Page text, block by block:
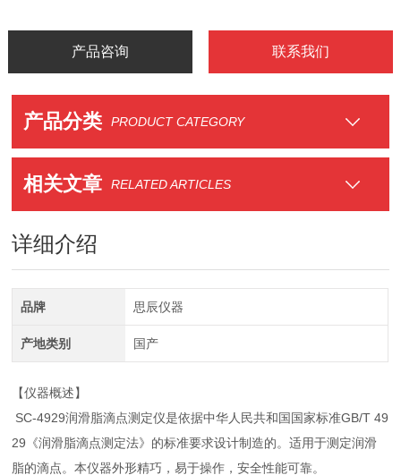
产品咨询 联系我们
产品分类 PRODUCT CATEGORY
相关文章 RELATED ARTICLES
详细介绍
品牌 思辰仪器
产地类别 国产
【仪器概述】
SC-4929润滑脂滴点测定仪是依据中华人民共和国国家标准GB/T 49
29《润滑脂滴点测定法》的标准要求设计制造的。适用于测定润滑
脂的滴点。本仪器外形精巧，易于操作，安全性能可靠。